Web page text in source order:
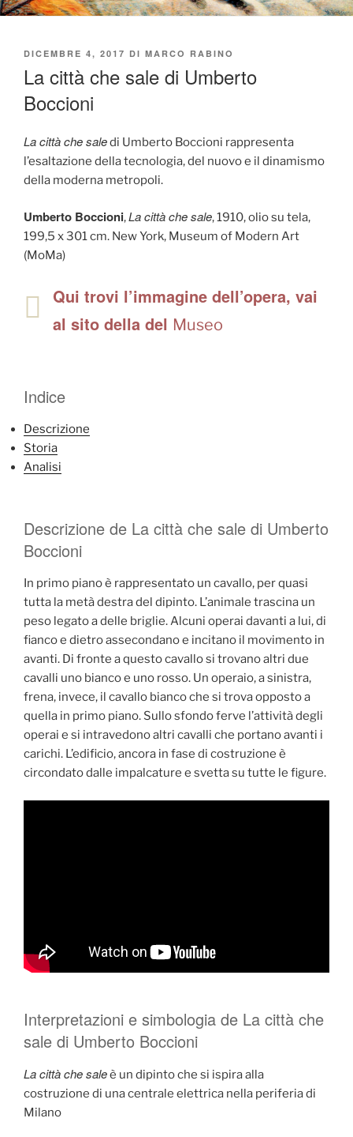
PUBBLICATO
DICEMBRE 4, 2017 DI MARCO RABINO
La città che sale di Umberto
Boccioni
La città che saledi Umberto Boccioni rappresenta
l’esaltazione della tecnologia, del nuovo e il dinamismo
della moderna metropoli.
Umberto Boccioni,La città che sale, 1910, olio su tela,
199,5 x 301 cm. New York, Museum of Modern Art
(MoMa)
Qui trovi l’immagine dell’opera, vai
al sito della del Museo
Indice
Descrizione
Storia
Analisi
Descrizione de La città che sale di Umberto
Boccioni
In primo piano è rappresentato un cavallo, per quasi
tutta la metà destra del dipinto. L’animale trascina un
peso legato a delle briglie. Alcuni operai davanti a lui, di
fianco e dietro assecondano e incitano il movimento in
avanti. Di fronte a questo cavallo si trovano altri due
cavalli uno bianco e uno rosso. Un operaio, a sinistra,
frena, invece, il cavallo bianco che si trova opposto a
quella in primo piano. Sullo sfondo ferve l’attività degli
operai e si intravedono altri cavalli che portano avanti i
carichi. L’edificio, ancora in fase di costruzione è
circondato dalle impalcature e svetta su tutte le figure.
Interpretazioni e simbologia de La città che
sale di Umberto Boccioni
La città che saleè un dipinto che si ispira alla
costruzione di una centrale elettrica nella periferia di
Milano